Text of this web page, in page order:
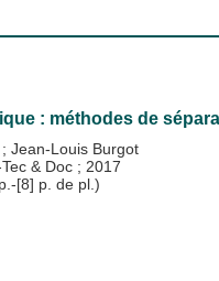
: méthodes de
; Jean-Louis Burgot
& Doc ; 2017
[8] p. de pl.)